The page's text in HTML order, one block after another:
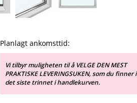
Planlagt ankomsttid:
Vi tilbyr muligheten til å VELGE DEN MEST
PRAKTISKE LEVERINGSUKEN, som du finner i
det siste trinnet i handlekurven.